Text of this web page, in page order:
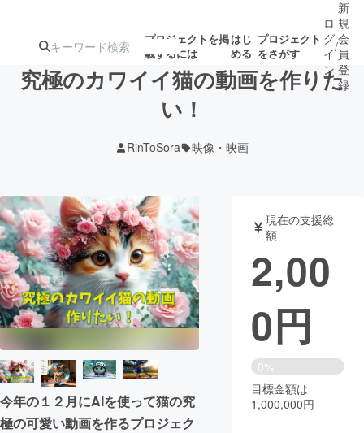
プロジェクトを掲
載するには
はじ
める
プロジェクト
をさがす
ジェクト
募集終了が近いプ
ロジェクト
アート・写真 音楽
テクノロジー・ガジェット ゲーム・サ
映像・映画 書籍・雑誌
ビジネス・起業 チャレンジ
まちづくり・地域活性化
ロ
グ
イ
ン
/
新
規
会
員
登
録
究極のカワイイ猫の動画を作りた
い！
RinToSora 映像・映画
今年の１２月にAIを使って猫の究
極の可愛い動画を作るプロジェク
現在の支援総
額
2,00
0円
0%
目標金額は
1,000,000円